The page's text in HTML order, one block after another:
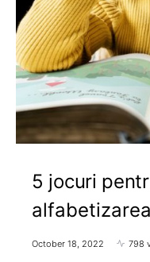
5 jocuri
alfabetizarea
October 18, 2022 798